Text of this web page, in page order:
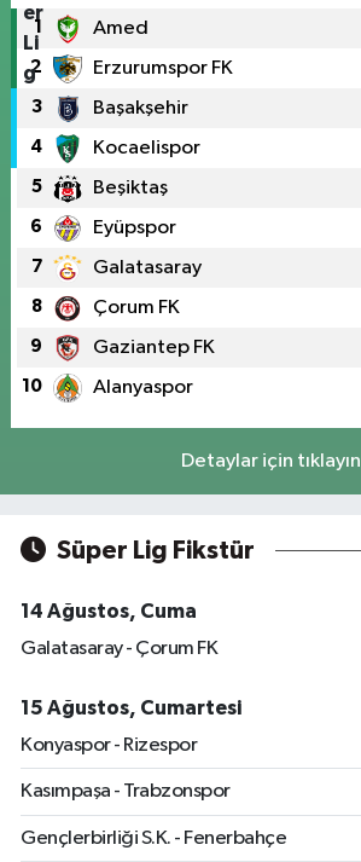
1 Amed
2 Erzurumspor FK
3 Başakşehir
4 Kocaelispor
5 Beşiktaş
6 Eyüpspor
7 Galatasaray
8 Çorum FK
9 Gaziantep FK
10 Alanyaspor
Detaylar için tıklayın
Süper Lig Fikstür
14 Ağustos, Cuma
Galatasaray - Çorum FK
15 Ağustos, Cumartesi
Konyaspor - Rizespor
Kasımpaşa - Trabzonspor
Gençlerbirliği S.K. - Fenerbahçe